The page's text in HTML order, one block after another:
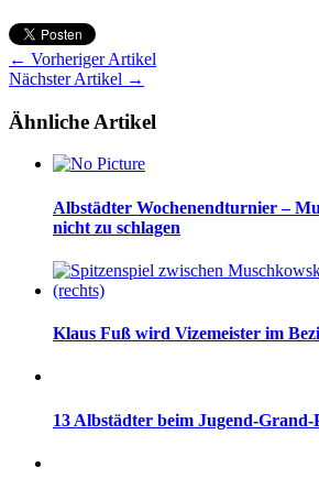
← Vorheriger Artikel
Nächster Artikel →
Ähnliche Artikel
Albstädter Wochenendturnier –
nicht zu schlagen
Klaus Fuß wird Vizemeister im
13 Albstädter beim Jugend-